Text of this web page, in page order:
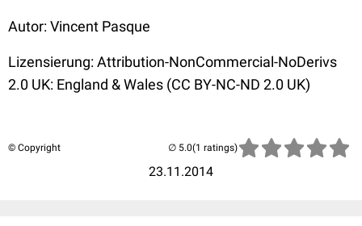
Autor: Vincent Pasque
Lizensierung: Attribution-NonCommercial-NoDerivs
2.0 UK: England & Wales (CC BY-NC-ND 2.0 UK)
© Copyright
23.11.2014
(1 ratings)